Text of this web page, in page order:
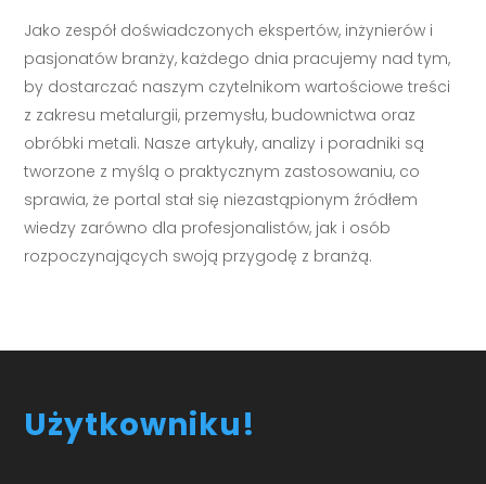
Jako zespół doświadczonych ekspertów, inżynierów i
pasjonatów branży, każdego dnia pracujemy nad tym,
by dostarczać naszym czytelnikom wartościowe treści
z zakresu metalurgii, przemysłu, budownictwa oraz
obróbki metali. Nasze artykuły, analizy i poradniki są
tworzone z myślą o praktycznym zastosowaniu, co
sprawia, że portal stał się niezastąpionym źródłem
wiedzy zarówno dla profesjonalistów, jak i osób
rozpoczynających swoją przygodę z branżą.
Użytkowniku!